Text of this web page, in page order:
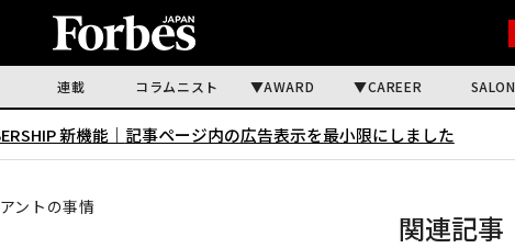
連載 コラムニスト AWARD CAREER SALON
新機能｜ 記事ページ内の広告表示を最小限にしました
ントの事情
関連記事